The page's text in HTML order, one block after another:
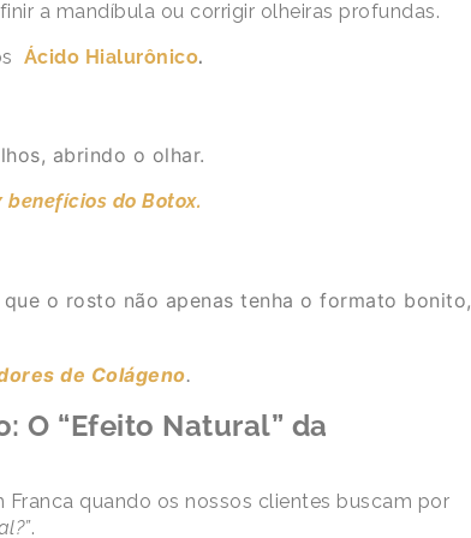
a mandíbula ou corrigir olheiras profundas.
Ácido Hialurônico.
abrindo o olhar.
benefícios do Botox.
o rosto não apenas tenha o formato bonito,
de Colágeno.
O “Efeito Natural” da
quando os nossos clientes buscam por
.